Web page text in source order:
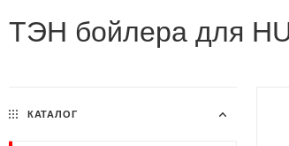
ТЭН бойлера для
КАТАЛОГ